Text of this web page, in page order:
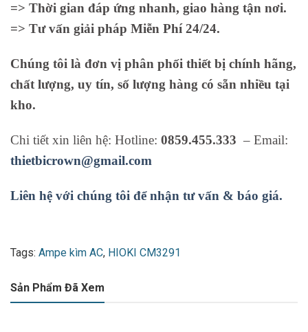
=> Thời gian đáp ứng nhanh, giao hàng tận nơi.
=> Tư vấn giải pháp Miễn Phí 24/24.
Chúng tôi là đơn vị phân phối thiết bị chính hãng,
chất lượng, uy tín, số lượng hàng có sẵn nhiều tại
kho.
Chi tiết xin liên hệ: Hotline: 0859.455.333 – Email:
thietbicrown@gmail.com
Liên hệ với chúng tôi để nhận tư vấn & báo giá.
Tags: Ampe kìm AC, HIOKI CM3291
Sản Phẩm Đã Xem